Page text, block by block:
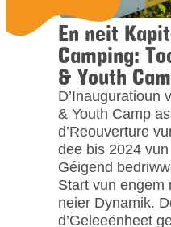
En neit
Camping:
& Youth
D’Inauguratioun
& Youth Camp
d’Reouverture
dee bis 2024
Géigend
Start vun engem
neier Dynamik.
d’Geleeënheet